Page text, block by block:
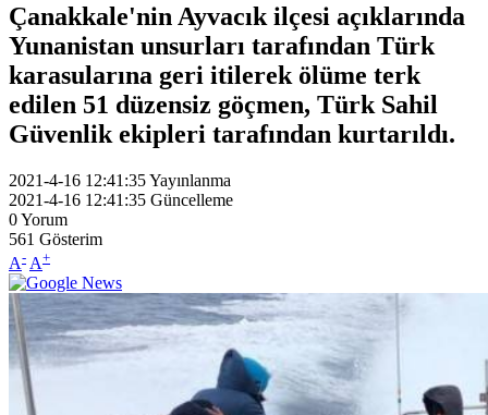
Çanakkale'nin Ayvacık ilçesi açıklarında
Yunanistan unsurları tarafından Türk
karasularına geri itilerek ölüme terk
edilen 51 düzensiz göçmen, Türk Sahil
Güvenlik ekipleri tarafından kurtarıldı.
2021-4-16 12:41:35Yayınlanma
2021-4-16 12:41:35 Güncelleme
0Yorum
561 Gösterim
A- A+